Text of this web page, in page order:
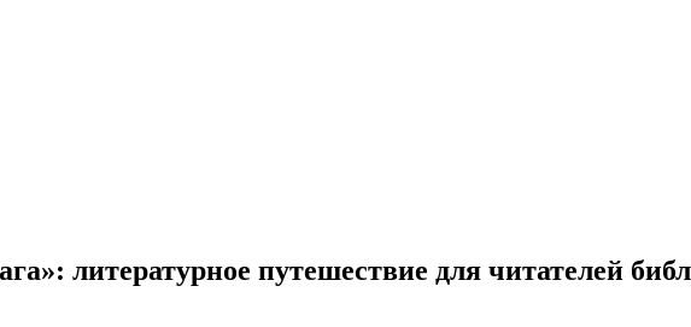
литературное путешествие для читателей